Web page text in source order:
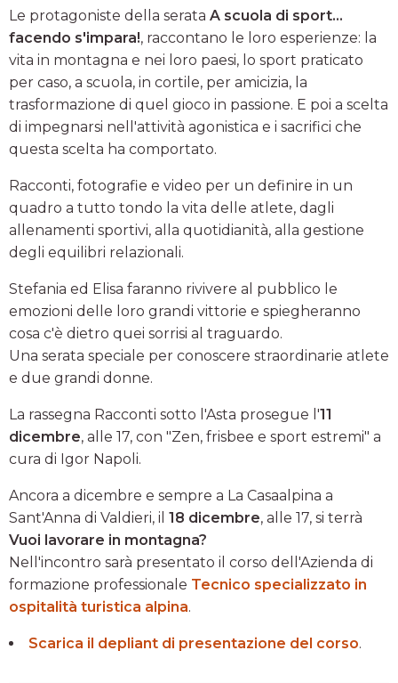
Le protagoniste della serata A scuola di sport...
facendo s'impara!, raccontano le loro esperienze: la
vita in montagna e nei loro paesi, lo sport praticato
per caso, a scuola, in cortile, per amicizia, la
trasformazione di quel gioco in passione. E poi a scelta
di impegnarsi nell'attività agonistica e i sacrifici che
questa scelta ha comportato.
Racconti, fotografie e video per un definire in un
quadro a tutto tondo la vita delle atlete, dagli
allenamenti sportivi, alla quotidianità, alla gestione
degli equilibri relazionali.
Stefania ed Elisa faranno rivivere al pubblico le
emozioni delle loro grandi vittorie e spiegheranno
cosa c'è dietro quei sorrisi al traguardo.
Una serata speciale per conoscere straordinarie atlete
e due grandi donne.
La rassegna Racconti sotto l'Asta prosegue l'11
dicembre, alle 17, con "Zen, frisbee e sport estremi" a
cura di Igor Napoli.
Ancora a dicembre e sempre a La Casaalpina a
Sant'Anna di Valdieri, il 18 dicembre, alle 17, si terrà
Vuoi lavorare in montagna?
Nell'incontro sarà presentato il corso dell'Azienda di
formazione professionale Tecnico specializzato in
ospitalità turistica alpina.
Scarica il depliant di presentazione del corso.